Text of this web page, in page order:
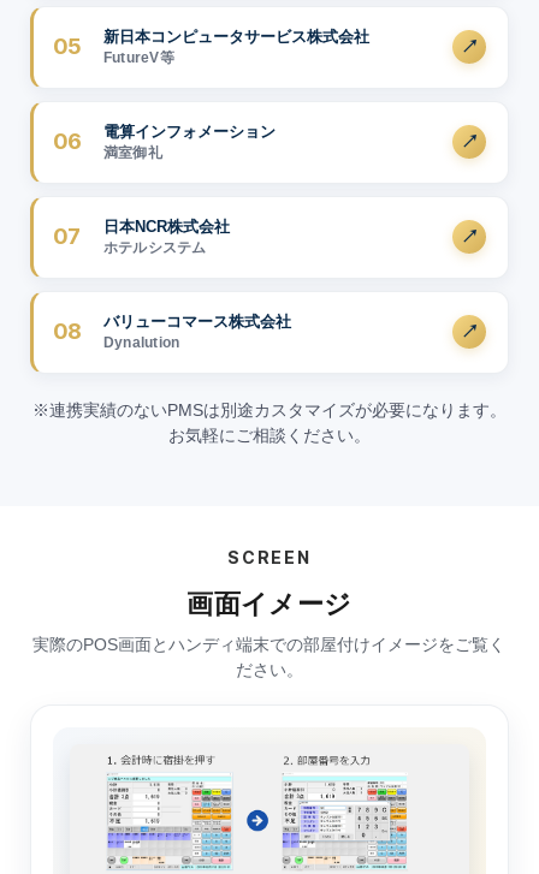
05 新日本コンピュータサービス株式会社
FutureV等
06 電算インフォメーション
満室御礼
07 日本NCR株式会社
ホテルシステム
08 バリューコマース株式会社
Dynalution
※連携実績のないPMSは別途カスタマイズが必要になります。
お気軽にご相談ください。
SCREEN
画面イメージ
実際のPOS画面とハンディ端末での部屋付けイメージをご覧く
ださい。